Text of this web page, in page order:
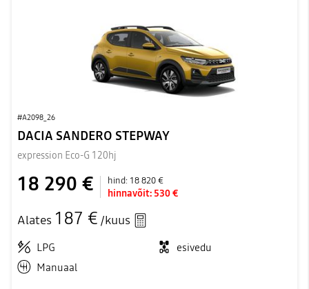
#A2098_26
DACIA SANDERO STEPWAY
expression Eco-G 120hj
18 290 € hind: 18 820 €
hinnavõit: 530 €
Alates 187 € /kuus
LPG
esivedu
Manuaal